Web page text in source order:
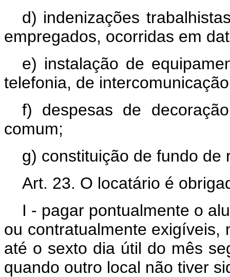
d) indenizações
empregados, ocorridas em
e) instalação de
telefonia, de
f) despesas de
comum;
g) constituição de fundo de
Art. 23. O locatário é
I - pagar pontualmente o
ou contratualmente exigíveis,
até o sexto dia útil do mês
quando outro local não tiver